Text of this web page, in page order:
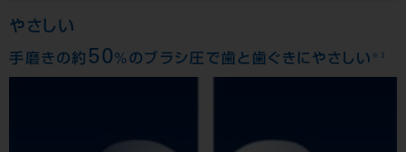
やさしい
手磨きの約 50%のブラシ圧で歯と歯ぐきにやさしい ※3